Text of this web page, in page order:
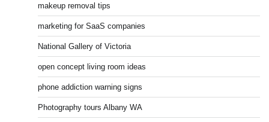
makeup removal tips
marketing for SaaS companies
National Gallery of Victoria
open concept living room ideas
phone addiction warning signs
Photography tours Albany WA